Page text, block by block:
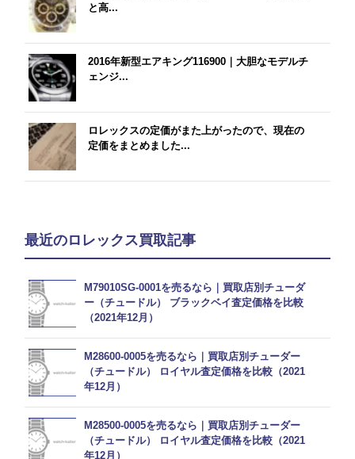
と高...
2016年新型エアキング116900｜大胆なモデルチ
ェンジ...
ロレックスの定価がまた上がったので、現在の
定価をまとめました...
最近のロレックス買取記事
M79010SG-0001を売るなら｜買取店別チューダ
ー（チュードル） ブラックベイ査定価格を比較
（2021年12月）
M28600-0005を売るなら｜買取店別チューダー
（チュードル） ロイヤル査定価格を比較（2021
年12月）
M28500-0005を売るなら｜買取店別チューダー
（チュードル） ロイヤル査定価格を比較（2021
年12月）